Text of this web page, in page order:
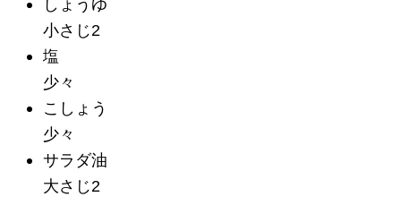
しょうゆ
小さじ2
塩
少々
こしょう
少々
サラダ油
大さじ2